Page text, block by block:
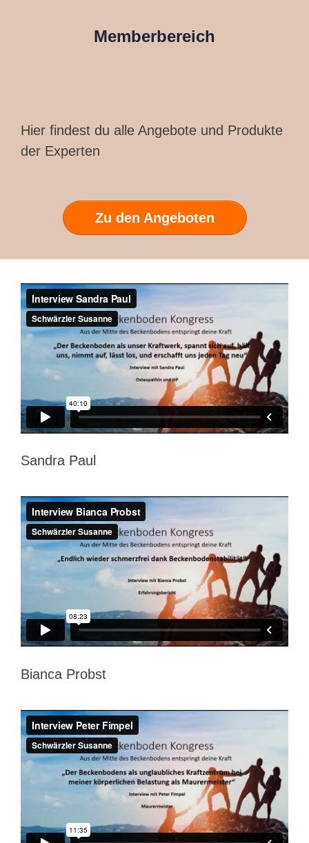
Memberbereich
Hier findest du alle Angebote und Produkte
der Experten
Zu den Angeboten
Sandra Paul
Bianca Probst